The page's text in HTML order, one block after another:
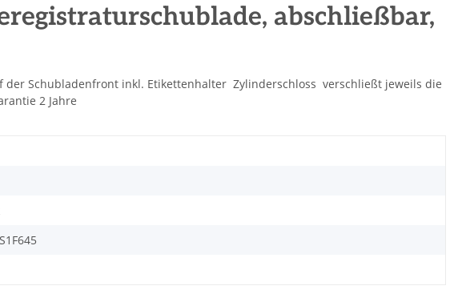
abschließbar,
der Schubladenfront inkl. Etikettenhalter  Zylinderschloss  verschließt jeweils die
2 Jahre